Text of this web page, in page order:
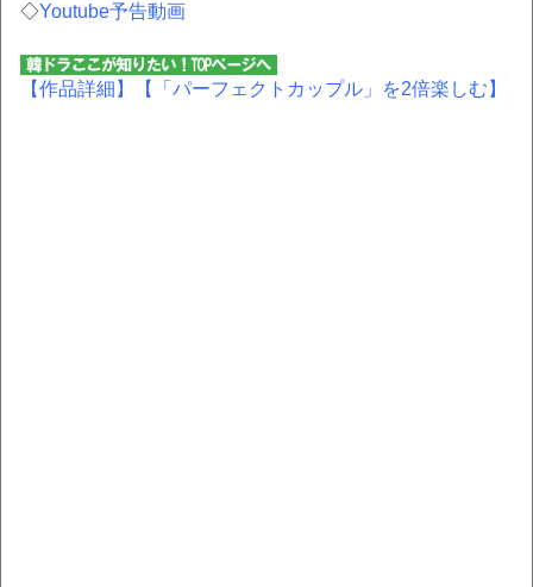
◇Youtube予告動画
【作品詳細】 【「パーフェクトカップル」を2倍楽しむ】